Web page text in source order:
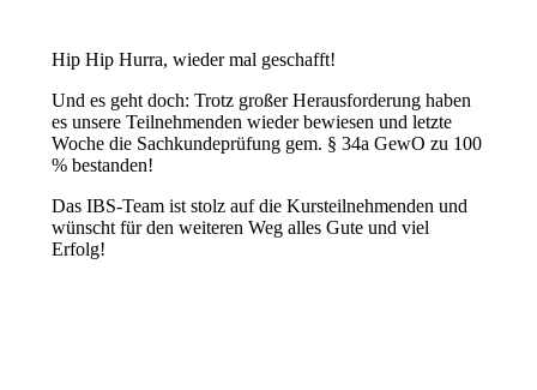
Hip Hip Hurra, wieder mal geschafft!
Und es geht doch: Trotz großer Herausforderung haben
es unsere Teilnehmenden wieder bewiesen und letzte
Woche die Sachkundeprüfung gem. § 34a GewO zu 100
% bestanden!
Das IBS-Team ist stolz auf die Kursteilnehmenden und
wünscht für den weiteren Weg alles Gute und viel
Erfolg!